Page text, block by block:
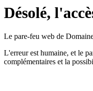
Désolé,
Le pare-feu web de
L'erreur est humaine, et le
complémentaires et la